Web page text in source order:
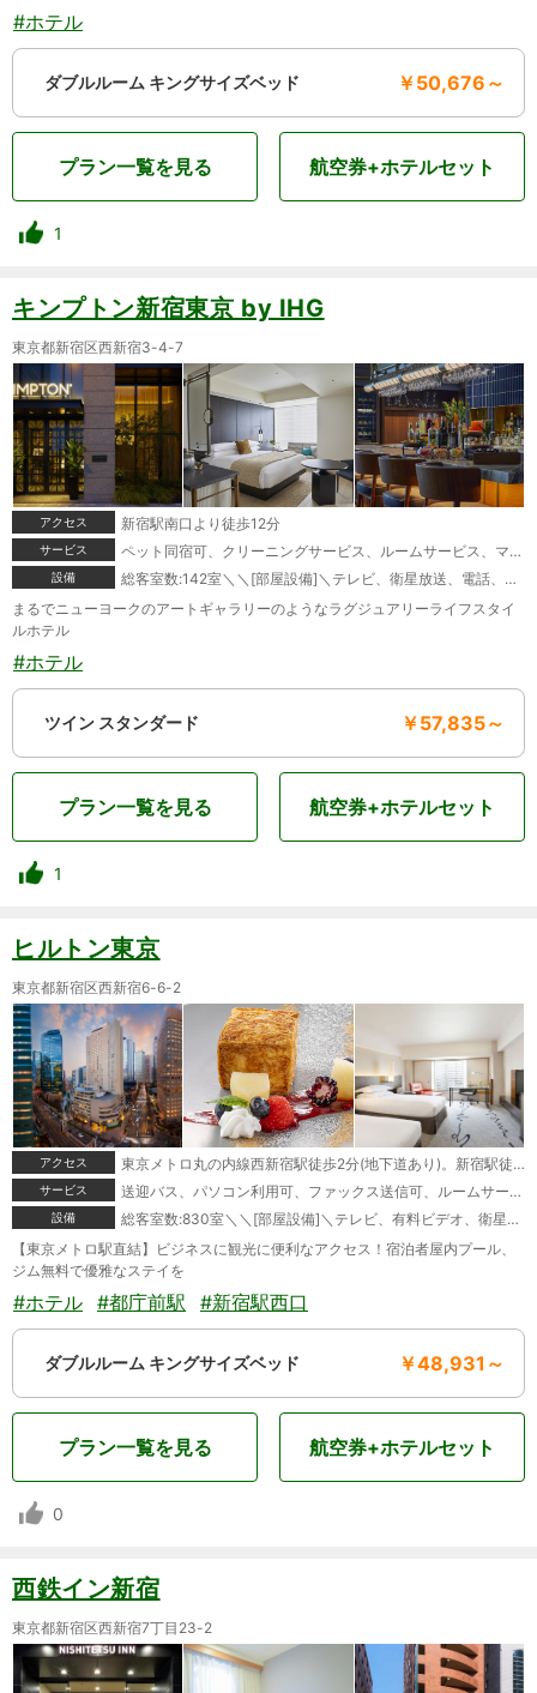
#ホテル
ダブルルーム キングサイズベッド ￥50,676～
プラン一覧を見る 航空券+ホテルセット
1
キンプトン新宿東京 by IHG
東京都新宿区西新宿3-4-7
アクセス 新宿駅南口より徒歩12分
サービス ペット同宿可、クリーニングサービス、ルームサービス、マッサージサービス、駐車場あり＼＼[特典]＼モーニングコーヒーサービス、トレーニングルーム御利用無料
設備
総客室数:142室＼＼[部屋設備]＼テレビ、衛星放送、電話、インターネット接続(無線LAN形式)、ティーサーバー、湯沸かしポット、お茶セット、冷蔵庫、ミニバー、ドライヤー、アイロン、加湿器(貸出)、個別空調、洗浄機付トイレ、石鹸(固形)、石鹸(液体)、ボディーソープ、シャンプー、コンディショナー、ハミガキセット、カミソリ、シャワーキャップ、くし、タオル、バスタオル、バスローブ、浴衣、スリッパ、パジャマ、金庫＼＼[館内設備]＼レストラン、コーヒーハウス、喫茶、ティーラウンジ、ラウンジ、バーラウンジ、バー、多目的室、宴会場、会議室、結婚式場、禁煙ルーム、コーヒーショップ、スポーツジム、貸自転車、コネクティングルーム(一部・要予約)
まるでニューヨークのアートギャラリーのようなラグジュアリーライフスタイ
ルホテル
#ホテル
ツイン スタンダード ￥57,835～
プラン一覧を見る 航空券+ホテルセット
1
ヒルトン東京
東京都新宿区西新宿6-6-2
アクセス 東京メトロ丸の内線西新宿駅徒歩2分(地下道あり)。新宿駅徒歩10分。大江戸線都庁前駅5分。新宿駅より無料シャトルバスあり
サービス 送迎バス、パソコン利用可、ファックス送信可、ルームサービス、マッサージサービス、モーニングコール、宅配便、駐車場あり＼＼[特典]＼トレーニングルーム御利用無料
設備
総客室数:830室＼＼[部屋設備]＼テレビ、有料ビデオ、衛星放送(無料)、CS放送、電話、モジュラージャック、ファックス(貸出)、湯沸かしポット、お茶セット、冷蔵庫、ドライヤー、ズボンプレッサー(貸出)、電気スタンド(貸出)、アイロン(貸出)、加湿器(貸出)、ヘルスメーター、洗浄機付トイレ(一部)、ベビーベッド、石鹸(固形)、シャンプー、リンス、コンディショナー、ハミガキセット、カミソリ、シャワーキャップ、くし、タオル、バスタオル、浴衣、スリッパ＼＼[館内設備]＼レストラン、コーヒーハウス、ティーラウンジ、バーラウンジ、宴会場、会議室、結婚式場、サウナ、禁煙ルーム、コーヒーショップ、フラワーショップ、美容院、フィットネスクラブ、スポーツジム、プール(通年)、テニスコート、貸自転車
【東京メトロ駅直結】ビジネスに観光に便利なアクセス！宿泊者屋内プール、
ジム無料で優雅なステイを
#ホテル #都庁前駅 #新宿駅西口
ダブルルーム キングサイズベッド ￥48,931～
プラン一覧を見る 航空券+ホテルセット
0
西鉄イン新宿
東京都新宿区西新宿7丁目23-2